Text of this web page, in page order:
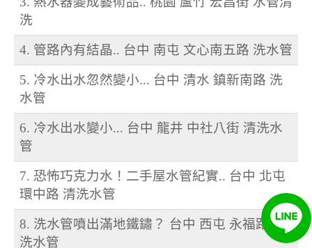
洗
4. 管路內有結晶.. 台中 南屯 文心南五路 洗水管
5. 冷水出水忽然變小... 台中 清水 鎮新南路 洗
水管
6. 冷水出水變小... 台中 龍井 中社八街 清洗水
管
7. 恐怖巧克力水！二手屋水管紀實.. 台中 北屯
環中路 清洗水管
8. 洗水管噴出滿地鐵鏽？ 台中 西屯 永福路 清
洗水管